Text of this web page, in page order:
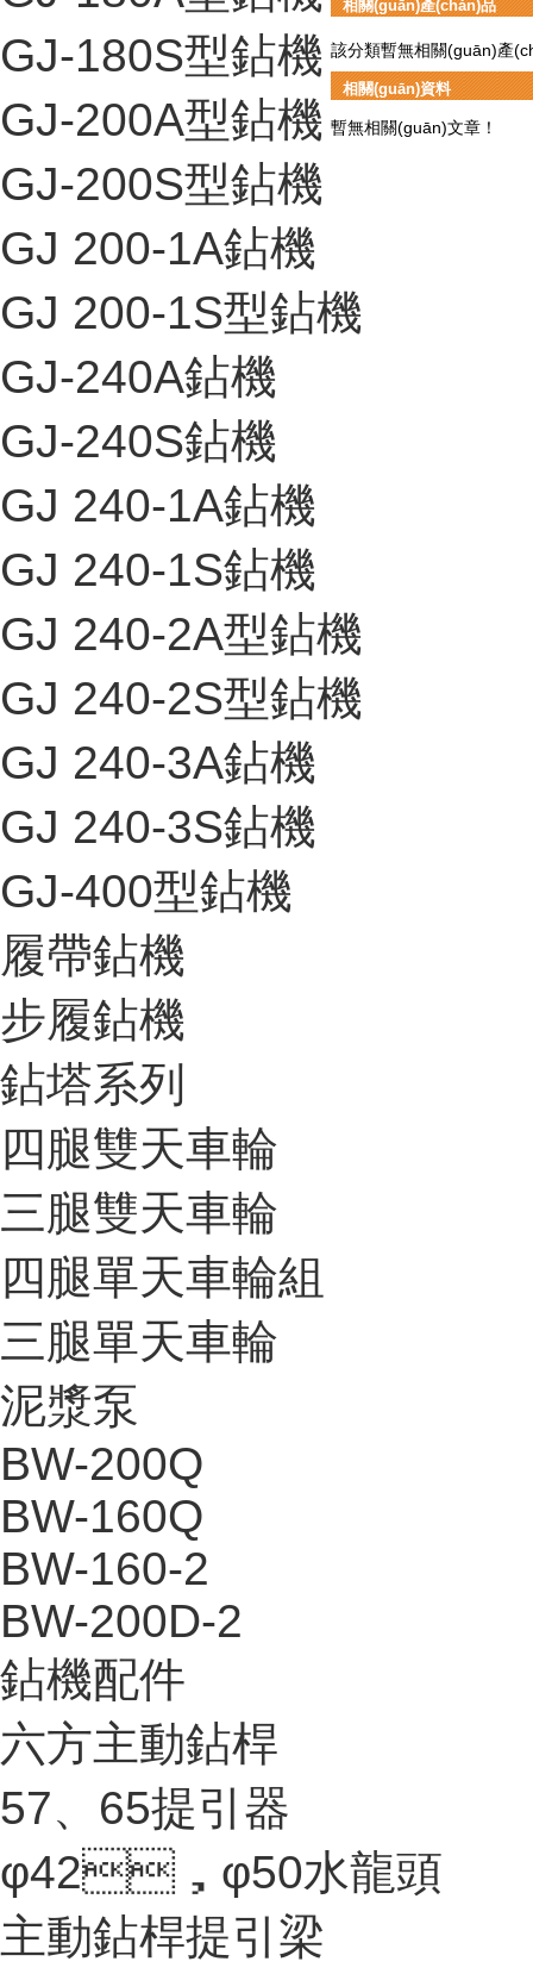
相關(guān)產(chǎn)品
該分類暫無相關(guān)產
相關(guān)資料
暫無相關(guān)文章！
GJ-180S型鉆機
GJ-200A型鉆機
GJ-200S型鉆機
GJ 200-1A鉆機
GJ 200-1S型鉆機
GJ-240A鉆機
GJ-240S鉆機
GJ 240-1A鉆機
GJ 240-1S鉆機
GJ 240-2A型鉆機
GJ 240-2S型鉆機
GJ 240-3A鉆機
GJ 240-3S鉆機
GJ-400型鉆機
履帶鉆機
步履鉆機
鉆塔系列
四腿雙天車輪
三腿雙天車輪
四腿單天車輪組
三腿單天車輪
泥漿泵
BW-200Q
BW-160Q
BW-160-2
BW-200D-2
鉆機配件
六方主動鉆桿
57、65提引器
φ42，φ50水龍頭
主動鉆桿提引梁